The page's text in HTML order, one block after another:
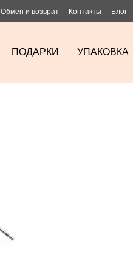
Обмен и возврат Контакты Блог
ПОДАРКИ УПАКОВКА